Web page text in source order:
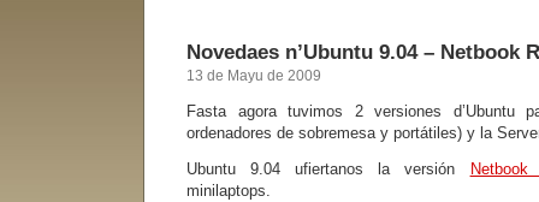
Novedaes n’Ubuntu 9.04 – Netbook
13 de Mayu de 2009
Fasta agora tuvimos 2 versiones d’Ubuntu
ordenadores de sobremesa y portátiles) y la
Ubuntu 9.04 ufiertanos la versión
Netbook
minilaptops.